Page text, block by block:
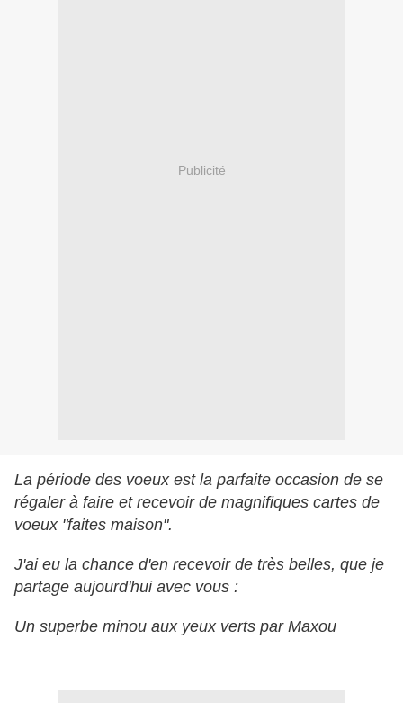
Publicité
La période des voeux est la parfaite occasion de se
régaler à faire et recevoir de magnifiques cartes de
voeux "faites maison".
J'ai eu la chance d'en recevoir de très belles, que je
partage aujourd'hui avec vous :
Un superbe minou aux yeux verts par Maxou